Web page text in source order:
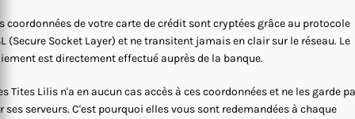
coordonnées de votre carte de crédit sont cryptées grâce au protocole
(Secure Socket Layer) et ne transitent jamais en clair sur le réseau. Le
est directement effectué auprès de la banque.
Tites Lilis n'a en aucun cas accès à ces coordonnées et ne les garde
ses serveurs. C'est pourquoi elles vous sont redemandées à chaque